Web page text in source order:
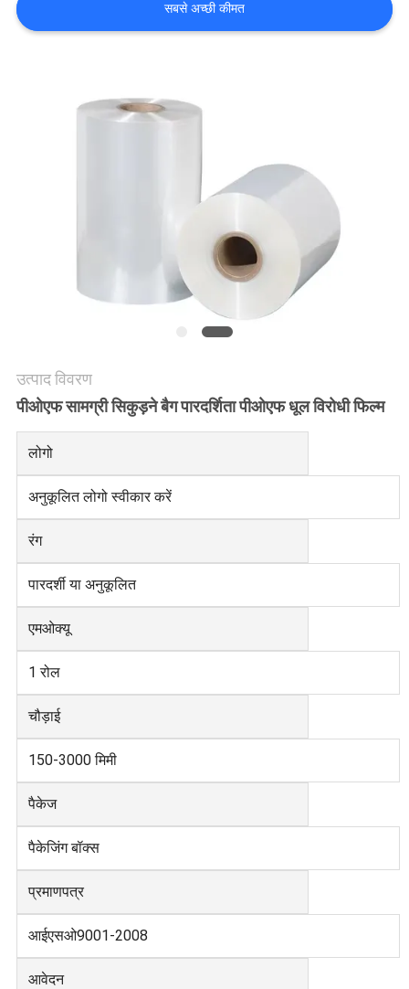
एक
POLICY
सबसे अच्छी कीमत
उत्पाद विवरण
पीओएफ सामग्री सिकुड़ने बैग पारदर्शिता पीओएफ धूल विरोधी फिल्म
लोगो
अनुकूलित लोगो स्वीकार करें
रंग
पारदर्शी या अनुकूलित
एमओक्यू
1 रोल
चौड़ाई
150-3000 मिमी
पैकेज
पैकेजिंग बॉक्स
प्रमाणपत्र
आईएसओ9001-2008
आवेदन